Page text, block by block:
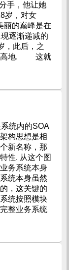
手，他让她
岁，对女
的巅峰是在
逐渐递减的
此后，之
领高地. 这就
统内的SOA
构思想是相
新名称，那
性. 从这个图
务系统本身
统本身虽然
，这关键的
统按照模块
整业务系统